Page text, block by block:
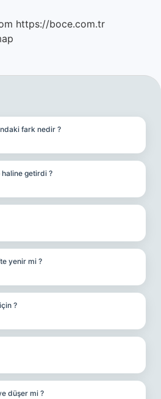
https://boce.com.tr
fark nedir ?
haline getirdi ?
yenir mi ?
?
düşer mi ?